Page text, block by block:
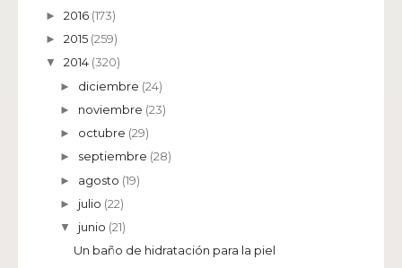
► 2016 (173)
► 2015 (259)
▼ 2014 (320)
► diciembre (24)
► noviembre (23)
► octubre (29)
► septiembre (28)
► agosto (19)
► julio (22)
▼ junio (21)
Un baño de hidratación para la piel